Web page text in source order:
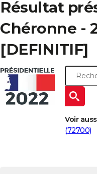
Résultat
Chéronne -
[DEFINITIF]
Voir
(72700)